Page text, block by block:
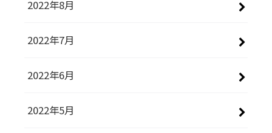
2022年8月
2022年7月
2022年6月
2022年5月